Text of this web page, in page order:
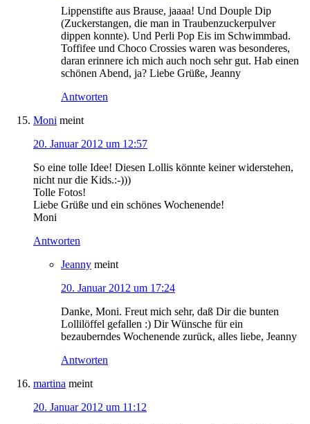
Lippenstifte aus Brause, jaaaa! Und Douple Dip
(Zuckerstangen, die man in Traubenzuckerpulver
dippen konnte). Und Perli Pop Eis im Schwimmbad.
Toffifee und Choco Crossies waren was besonderes,
daran erinnere ich mich auch noch sehr gut. Hab einen
schönen Abend, ja? Liebe Grüße, Jeanny
Antworten
Moni meint
20. Januar 2012 um 12:57
So eine tolle Idee! Diesen Lollis könnte keiner widerstehen,
nicht nur die Kids.:-)))
Tolle Fotos!
Liebe Grüße und ein schönes Wochenende!
Moni
Antworten
Jeanny meint
20. Januar 2012 um 17:24
Danke, Moni. Freut mich sehr, daß Dir die bunten
Lollilöffel gefallen :) Dir Wünsche für ein
bezauberndes Wochenende zurück, alles liebe, Jeanny
Antworten
martina meint
20. Januar 2012 um 11:12